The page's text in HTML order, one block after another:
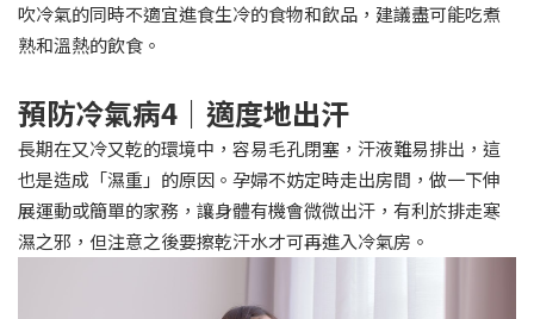
吹冷氣的同時不適宜進食生冷的食物和飲品，建議盡可能吃煮
熟和溫熱的飲食。
預防冷氣病4｜適度地出汗
長期在又冷又乾的環境中，容易毛孔閉塞，汗液難易排出，這
也是造成「濕重」的原因。孕婦不妨定時走出房間，做一下伸
展運動或簡單的家務，讓身體有機會微微出汗，有利於排走寒
濕之邪，但注意之後要擦乾汗水才可再進入冷氣房。